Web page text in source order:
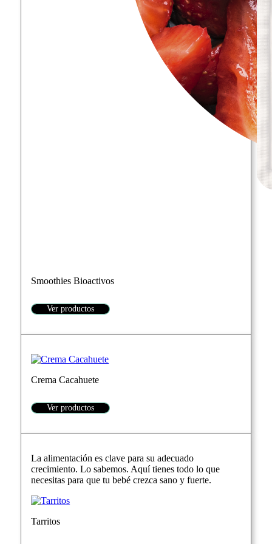
Smoothies Bioactivos
Ver productos
Crema Cacahuete
Ver productos
La alimentación es clave para su adecuado
crecimiento. Lo sabemos. Aquí tienes todo lo que
necesitas para que tu bebé crezca sano y fuerte.
Tarritos